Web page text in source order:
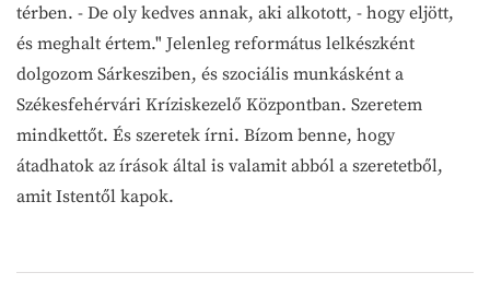
térben. - De oly kedves annak, aki alkotott, - hogy eljött,
és meghalt értem." Jelenleg református lelkészként
dolgozom Sárkesziben, és szociális munkásként a
Székesfehérvári Kríziskezelő Központban. Szeretem
mindkettőt. És szeretek írni. Bízom benne, hogy
átadhatok az írások által is valamit abból a szeretetből,
amit Istentől kapok.